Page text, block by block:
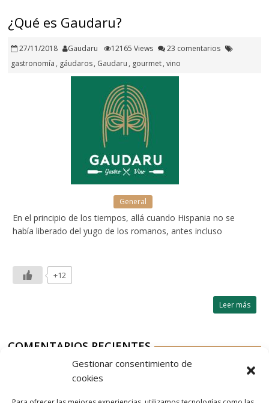
Gestionar consentimiento de
cookies
¿Qué es Gaudaru?
27/11/2018 Gaudaru 12165 Views
23 comentarios
gastronomía , gáudaros, Gaudaru , gourmet,vino
General
En el principio de los tiempos, allá cuando Hispania no se
había liberado del yugo de los romanos, antes incluso
+12
Leer más
COMENTARIOS RECIENTES
Nordés Vermouth Rojo